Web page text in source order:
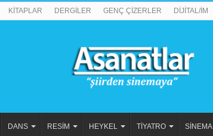
KİTAPLAR DERGİLER GENÇ ÇİZERLER DİJİTAL/İM
DANS RESİM HEYKEL TİYATRO SİNEMA